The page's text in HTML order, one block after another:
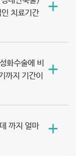
치료기간
+
화수술에 비
까지 기간이
+
까지 얼마
+